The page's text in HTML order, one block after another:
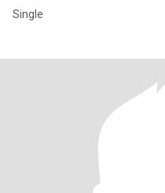
Single